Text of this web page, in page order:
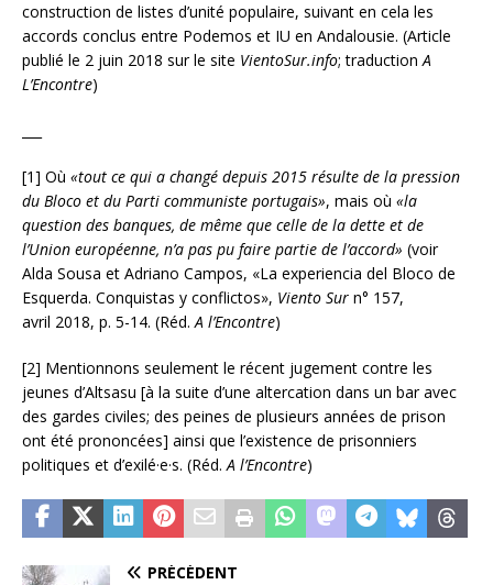
construction de listes d’unité populaire, suivant en cela les
accords conclus entre Podemos et IU en Andalousie. (Article
publié le 2 juin 2018 sur le site VientoSur.info; traductionA
L’Encontre)
[1] Où «tout ce qui a changé depuis 2015 résulte de la pression
du Bloco et du Parti communiste portugais», mais où «la
question des banques, de même que celle de la dette et de
l’Union européenne, n’a pas pu faire partie de l’accord» (voir
Alda Sousa et Adriano Campos, «La experiencia del Bloco de
Esquerda. Conquistas y conflictos», Viento Sur n° 157,
avril 2018, p. 5-14. (Réd.A l’Encontre)
[2] Mentionnons seulement le récent jugement contre les
jeunes d’Altsasu [à la suite d’une altercation dans un bar avec
des gardes civiles; des peines de plusieurs années de prison
ont été prononcées] ainsi que l’existence de prisonniers
politiques et d’exilé·e·s. (Réd.A l’Encontre)
PRÉCÉDENT